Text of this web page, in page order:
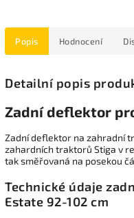
Popis Hodnocení
Detailní popis
Zadní deflektor
Zadní deflektor na zahradní
zahardních traktorů Stiga v
tak směřovaná na posekou
Technické údaje
Estate 92-102 cm